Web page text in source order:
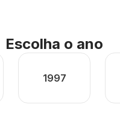
Escolha o ano
1997